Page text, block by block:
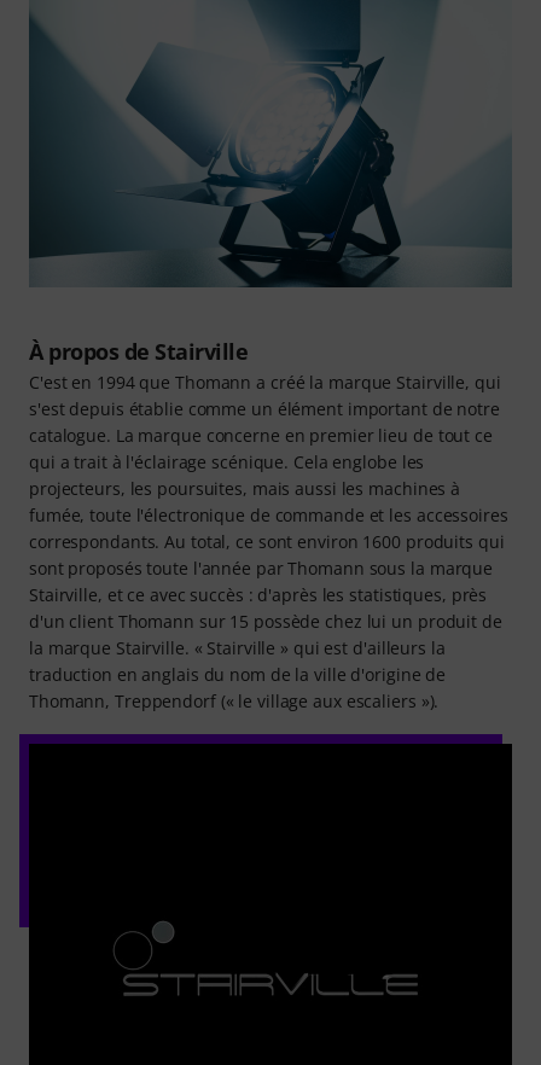
À propos de Stairville
C'est en 1994 que Thomann a créé la marque Stairville, qui
s'est depuis établie comme un élément important de notre
catalogue. La marque concerne en premier lieu de tout ce
qui a trait à l'éclairage scénique. Cela englobe les
projecteurs, les poursuites, mais aussi les machines à
fumée, toute l'électronique de commande et les accessoires
correspondants. Au total, ce sont environ 1600 produits qui
sont proposés toute l'année par Thomann sous la marque
Stairville, et ce avec succès : d'après les statistiques, près
d'un client Thomann sur 15 possède chez lui un produit de
la marque Stairville. « Stairville » qui est d'ailleurs la
traduction en anglais du nom de la ville d'origine de
Thomann, Treppendorf (« le village aux escaliers »).